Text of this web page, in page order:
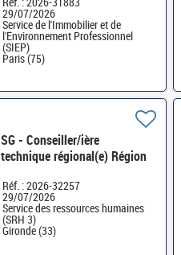
29/07/2026
Service de l'Immobilier et de
l'Environnement Professionnel
(SIEP)
Paris (75)
SG - Conseiller/ière
technique régional(e) Région
Réf. : 2026-32257
29/07/2026
Service des ressources humaines
(SRH 3)
Gironde (33)